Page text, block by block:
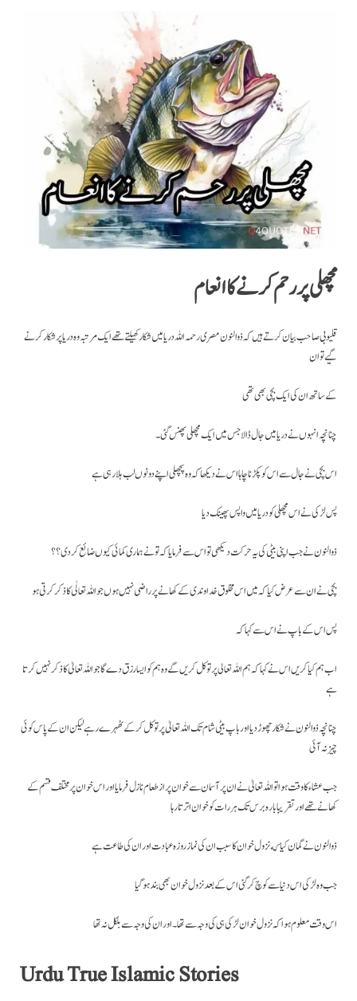
مچھلی پر رحم کرنے کا انعام
گیے توان
کے ساتھ ان کی ایک بچی بھی تھی
چنانچہ انہوں نے دریا میں جال ڈالا جس میں ایک مچھلی پھنس گئی ۔
اس بچی نے جال سے اس کو پکڑنا چاہا اس نے دیکھا کہ وہ پچھلی اپنے دونوں لب ہلا رہی ہے
پس لڑکی نے اس مچھلی کو دریا میں واپس پھینک دیا
ذوالنون نے جب اپنی بیٹی کی یہ حرکت دیکھی تو اس سے فرمایا کہ تو نے ہماری کمائی کیوں ضائع کر دی؟؟
بچی نے ان سے عرض کیا کہ میں اس مخلوق خداوندی کے کھانے پر راضی نہیں ہوں جو اللہ تعالٰی کا ذکر کرتی ہو
پس اس کے باپ نے اس سے کہا کہ
اب ہم کیا کریں اس نے کہا کہ ہم اللہ تعالی پر توکل کریں گے وہ ہم کو ایسا رزق دے گا جو اللہ تعالیٰ کا ذکر نہیں کرتا
ہے
چنانچہ ذوالنون نے شکار چھوڑ دیا اور باپ بیٹی شام تک اللہ تعالیٰ پر توکل کر کے ٹھہرے رہے لیکن ان کے پاس کوئی
چیز نہ آئی
جب عشاء کا وقت ہوا تو اللہ تعالیٰ نے ان پر آسمان سے خوان پر از طعام نازل فرمایا اور اس خوان پر مختلف قسم کے
کھانے تھے اور تقریبا بارہ برس تک ہر رات کو خوان اترتا رہا
ذوالنون نے گمان کیا که نزول خوان کا سبب ان کی نماز روزہ عبادت اور ان کی طاعت ہے
جب وہ لڑکی اس دنیا سے کوچ کر گئی اس کے بعد نزول خوان بھی بند ہو گیا
اس وقت معلوم ہوا کہ نزول خوان لڑکی ہی کی وجہ سے تھا۔ اور ان کی وجہ سے بلکل نہ تھا
Urdu True Islamic Stories